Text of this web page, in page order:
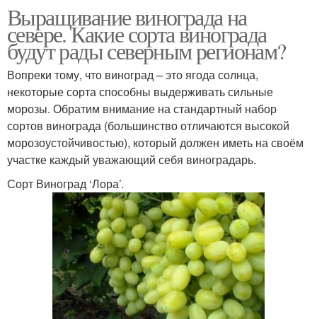
Выращивание винограда на
севере. Какие сорта винограда
будут рады северным регионам?
Вопреки тому, что виноград – это ягода солнца,
некоторые сорта способны выдерживать сильные
морозы. Обратим внимание на стандартный набор
сортов винограда (большинство отличаются высокой
морозоустойчивостью), который должен иметь на своём
участке каждый уважающий себя виноградарь.
Сорт Виноград ‘Лора’.